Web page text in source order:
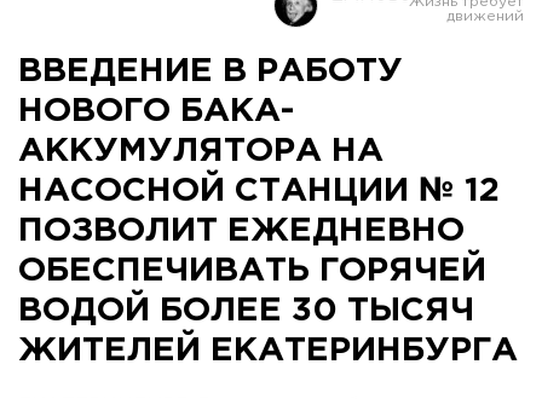
ВВЕДЕНИЕ В РАБОТУ
НОВОГО БАКА-
АККУМУЛЯТОРА НА
НАСОСНОЙ СТАНЦИИ № 12
ПОЗВОЛИТ ЕЖЕДНЕВНО
ОБЕСПЕЧИВАТЬ ГОРЯЧЕЙ
ВОДОЙ БОЛЕЕ 30 ТЫСЯЧ
ЖИТЕЛЕЙ ЕКАТЕРИНБУРГА